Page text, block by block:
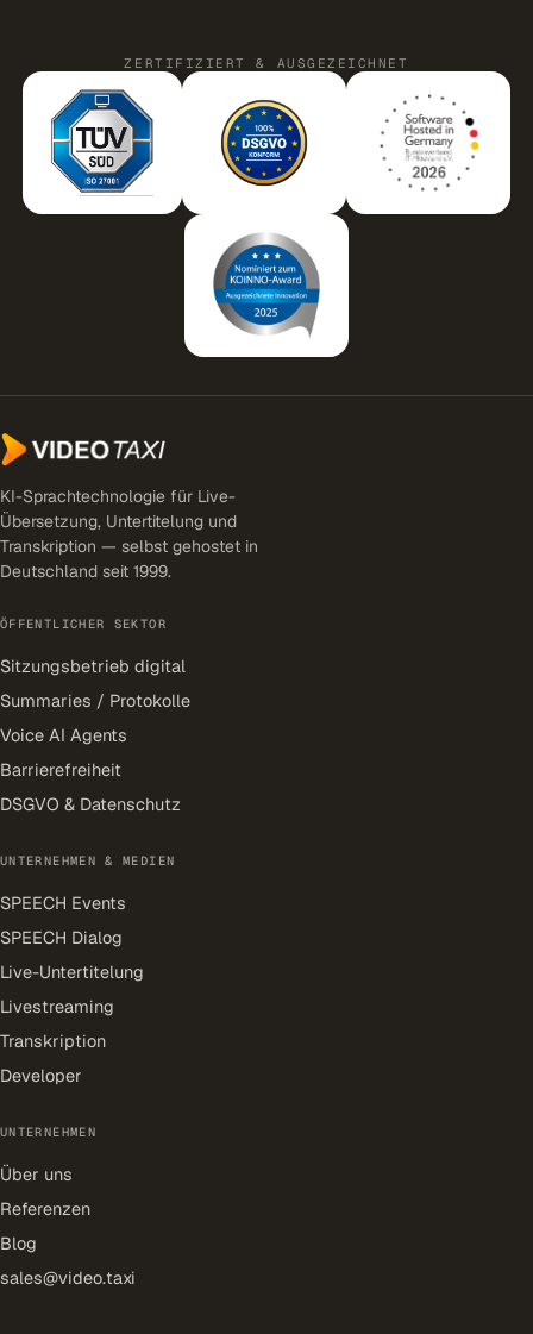
ZERTIFIZIERT & AUSGEZEICHNET
KI-Sprachtechnologie für Live-
Übersetzung, Untertitelung und
Transkription — selbst gehostet in
Deutschland seit 1999.
ÖFFENTLICHER SEKTOR
Sitzungsbetrieb digital
Summaries / Protokolle
Voice AI Agents
Barrierefreiheit
DSGVO & Datenschutz
UNTERNEHMEN & MEDIEN
SPEECH Events
SPEECH Dialog
Live-Untertitelung
Livestreaming
Transkription
Developer
UNTERNEHMEN
Über uns
Referenzen
Blog
sales@video.taxi